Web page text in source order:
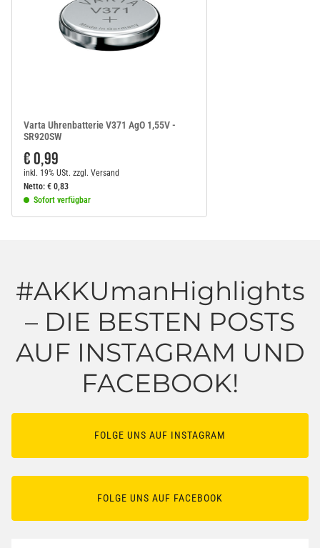
Varta Uhrenbatterie V371 AgO 1,55V -
SR920SW
€ 0,99
inkl. 19% USt. zzgl. Versand
Netto: € 0,83
Sofort verfügbar
#AKKUmanHighlights
– DIE BESTEN POSTS
AUF INSTAGRAM UND
FACEBOOK!
FOLGE UNS AUF INSTAGRAM
FOLGE UNS AUF FACEBOOK